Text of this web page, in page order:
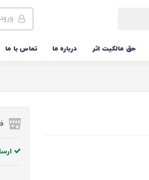
حق مالکیت اثر درباره ما تماس با ما
ارسال 7